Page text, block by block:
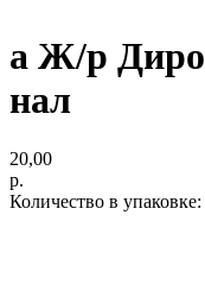
а Ж/р
нал
20,00
р.
Количество в